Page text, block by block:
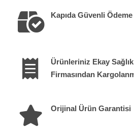
Kapıda Güvenli Ödeme
Ürünleriniz Ekay
Firmasından
Orijinal Ürün Garantisi